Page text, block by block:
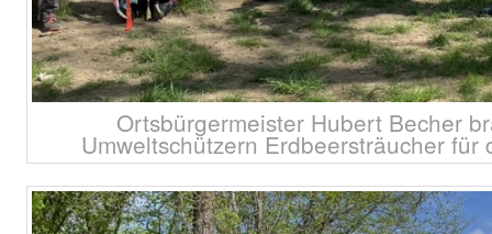
Ortsbürgermeister Hubert Becher
Umweltschützern Erdbeersträucher